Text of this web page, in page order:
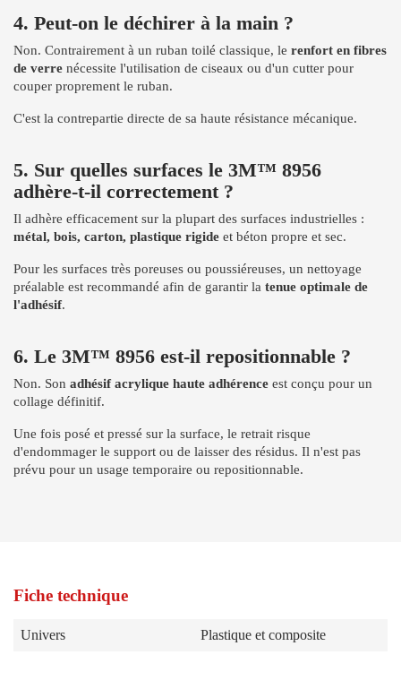
4. Peut-on le déchirer à la main ?
Non. Contrairement à un ruban toilé classique, le renfort en fibres
de verre nécessite l'utilisation de ciseaux ou d'un cutter pour
couper proprement le ruban.
C'est la contrepartie directe de sa haute résistance mécanique.
5. Sur quelles surfaces le 3M™ 8956
adhère-t-il correctement ?
Il adhère efficacement sur la plupart des surfaces industrielles :
métal, bois, carton, plastique rigide et béton propre et sec.
Pour les surfaces très poreuses ou poussiéreuses, un nettoyage
préalable est recommandé afin de garantir la tenue optimale de
l'adhésif.
6. Le 3M™ 8956 est-il repositionnable ?
Non. Son adhésif acrylique haute adhérence est conçu pour un
collage définitif.
Une fois posé et pressé sur la surface, le retrait risque
d'endommager le support ou de laisser des résidus. Il n'est pas
prévu pour un usage temporaire ou repositionnable.
Fiche technique
Univers Plastique et composite